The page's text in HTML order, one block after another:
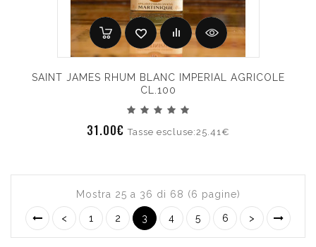
SAINT JAMES RHUM BLANC IMPERIAL AGRICOLE
CL.100
31.00€Tasse escluse:25.41€
Mostra 25 a 36 di 68 (6 pagine)
< 1 2 3 4 5 6 >